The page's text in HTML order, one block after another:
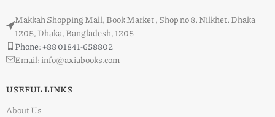
Makkah Shopping Mall, Book Market , Shop no 8, Nilkhet, Dhaka
1205, Dhaka, Bangladesh, 1205
Phone: +88 01841-658802
Email: info@axiabooks.com
USEFUL LINKS
About Us